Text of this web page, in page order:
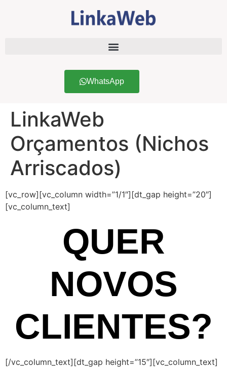
WhatsApp
LinkaWeb
Orçamentos (Nichos
Arriscados)
[vc_row][vc_column width=”1/1″][dt_gap height=”20″]
[vc_column_text]
QUER
NOVOS
CLIENTES?
[/vc_column_text][dt_gap height=”15″][vc_column_text]